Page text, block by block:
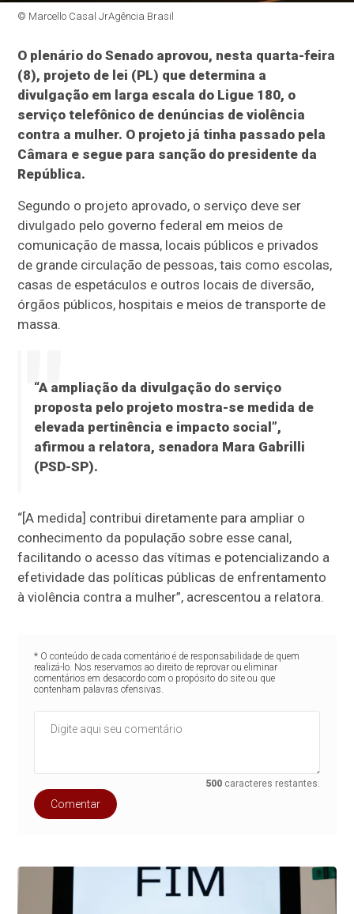
© Marcello Casal JrAgência Brasil
O plenário do Senado aprovou, nesta quarta-feira
(8), projeto de lei (PL) que determina a
divulgação em larga escala do Ligue 180, o
serviço telefônico de denúncias de violência
contra a mulher. O projeto já tinha passado pela
Câmara e segue para sanção do presidente da
República.
Segundo o projeto aprovado, o serviço deve ser
divulgado pelo governo federal em meios de
comunicação de massa, locais públicos e privados
de grande circulação de pessoas, tais como escolas,
casas de espetáculos e outros locais de diversão,
órgãos públicos, hospitais e meios de transporte de
massa.
“A ampliação da divulgação do serviço
proposta pelo projeto mostra-se medida de
elevada pertinência e impacto social”,
afirmou a relatora, senadora Mara Gabrilli
(PSD-SP).
“[A medida] contribui diretamente para ampliar o
conhecimento da população sobre esse canal,
facilitando o acesso das vítimas e potencializando a
efetividade das políticas públicas de enfrentamento
à violência contra a mulher”, acrescentou a relatora.
* O conteúdo de cada comentário é de responsabilidade de quem
realizá-lo. Nos reservamos ao direito de reprovar ou eliminar
comentários em desacordo com o propósito do site ou que
contenham palavras ofensivas.
500 caracteres restantes.
Comentar